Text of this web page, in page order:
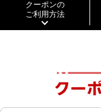
クーポンの
ご利用方法
クー